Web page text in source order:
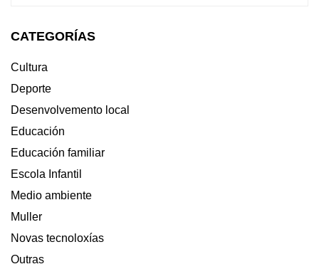
CATEGORÍAS
Cultura
Deporte
Desenvolvemento local
Educación
Educación familiar
Escola Infantil
Medio ambiente
Muller
Novas tecnoloxías
Outras